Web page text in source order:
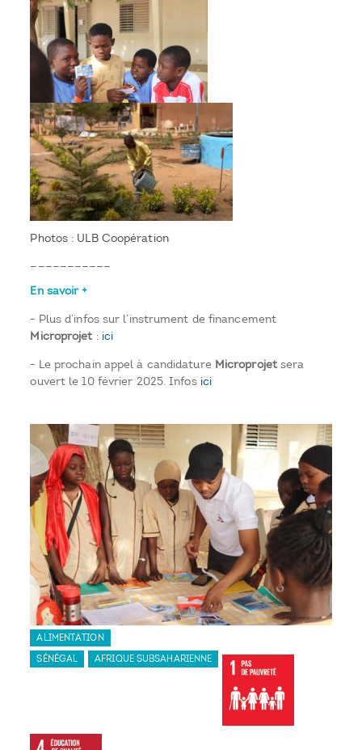
Photos : ULB Coopération
En savoir +
- Plus d’infos sur l’instrument de financement
Microprojet : ici
- Le prochain appel à candidature Microprojetsera
ouvert le 10 février 2025. Infos ici
ALIMENTATION
SÉNÉGAL
AFRIQUE SUBSAHARIENNE